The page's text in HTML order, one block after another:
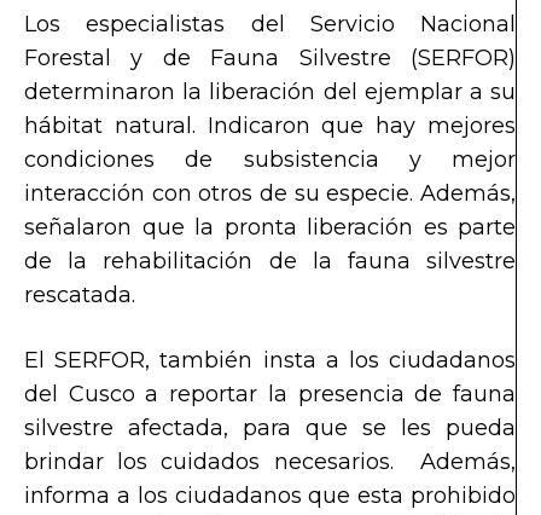
Los especialistas del Servicio Nacional
Forestal y de Fauna Silvestre (SERFOR)
determinaron la liberación del ejemplar a su
hábitat natural. Indicaron que hay mejores
condiciones de subsistencia y mejor
interacción con otros de su especie. Además,
señalaron que la pronta liberación es parte
de la rehabilitación de la fauna silvestre
rescatada.
El SERFOR, también insta a los ciudadanos
del Cusco a reportar la presencia de fauna
silvestre afectada, para que se les pueda
brindar los cuidados necesarios. Además,
informa a los ciudadanos que esta prohibido